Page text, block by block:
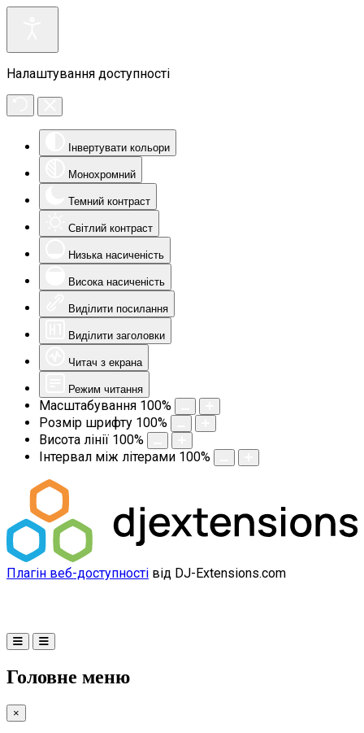
Налаштування доступності
Інвертувати кольори
Монохромний
Темний контраст
Світлий контраст
Низька насиченість
Висока насиченість
Виділити посилання
Виділити заголовки
Читач з екрана
Режим читання
Масштабування 100%
Розмір шрифту 100%
Висота лінії 100%
Інтервал між літерами 100%
Плагін веб-доступності від DJ-Extensions.com
Головне меню
×